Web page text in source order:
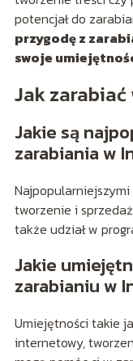
potencjał do
przygodę z
swoje
Jak zarabiać
Jakie są
zarabiania w
tworzenie i
także udział w
Jakie
zarabianiu w
Umiejętności takie
internetowy,